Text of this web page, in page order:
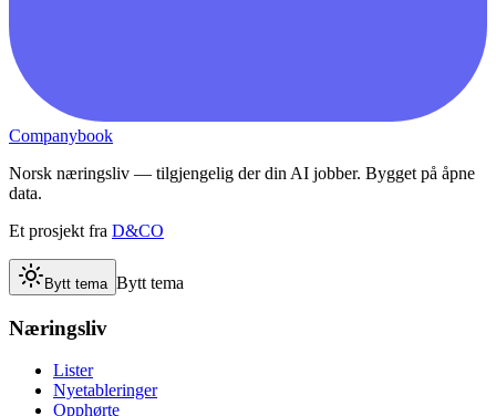
Companybook
Norsk næringsliv — tilgjengelig der din AI jobber. Bygget på åpne
data.
Et prosjekt fra D&CO
Bytt tema Bytt tema
Næringsliv
Lister
Nyetableringer
Opphørte